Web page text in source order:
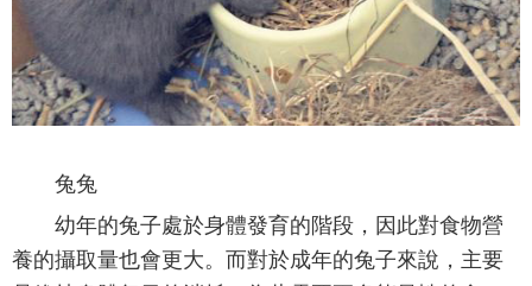
兔兔
幼年的兔子處於身體發育的階段，因此對食物營
養的攝取量也會更大。而對於成年的兔子來說，主要